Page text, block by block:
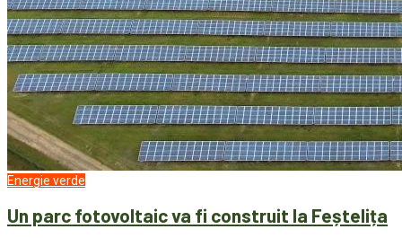
Energie verde
Un parc fotovoltaic va fi construit la Feștelița